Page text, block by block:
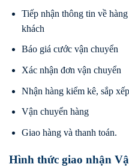
Tiếp nhận thông tin về
khách
Báo giá cước vận chuyển
Xác nhận đơn vận chuyển
Nhận hàng kiểm kê, sắp
Vận chuyển hàng
Giao hàng và thanh toán.
Hình thức giao nhận